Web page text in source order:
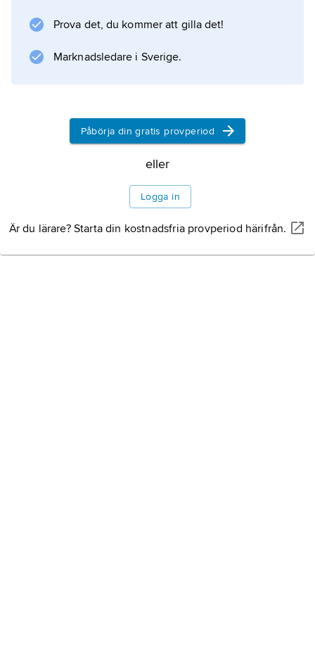
Prova det, du kommer att gilla det!
Marknadsledare i Sverige.
Påbörja din gratis provperiod
eller
Logga in
Är du lärare? Starta din kostnadsfria provperiod härifrån.